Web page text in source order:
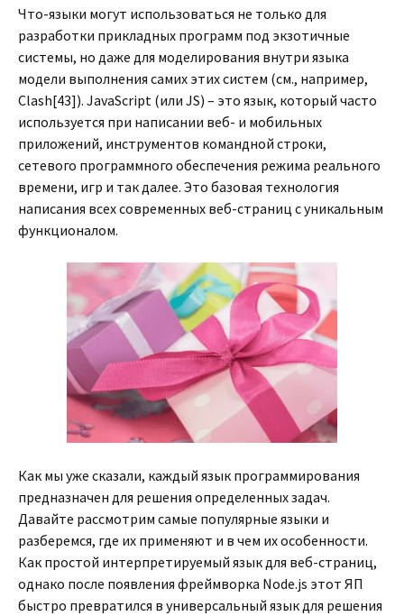
Что-языки могут использоваться не только для
разработки прикладных программ под экзотичные
системы, но даже для моделирования внутри языка
модели выполнения самих этих систем (см., например,
Clash[43]). JavaScript (или JS) – это язык, который часто
используется при написании веб- и мобильных
приложений, инструментов командной строки,
сетевого программного обеспечения режима реального
времени, игр и так далее. Это базовая технология
написания всех современных веб-страниц с уникальным
функционалом.
Как мы уже сказали, каждый язык программирования
предназначен для решения определенных задач.
Давайте рассмотрим самые популярные языки и
разберемся, где их применяют и в чем их особенности.
Как простой интерпретируемый язык для веб-страниц,
однако после появления фреймворка Node.js этот ЯП
быстро превратился в универсальный язык для решения